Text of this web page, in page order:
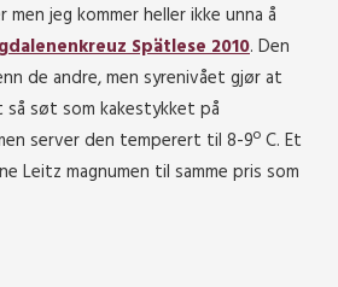
jeg kommer heller ikke unna å
Spätlese 2010. Den
de andre, men syrenivået gjør at
søt som kakestykket på
server den temperert til 8-9º C. Et
Leitz magnumen til samme pris som